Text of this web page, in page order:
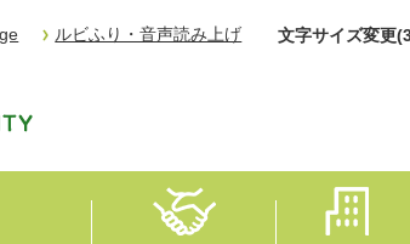
ルビふり・音声読み上げ 文字サイズ変更